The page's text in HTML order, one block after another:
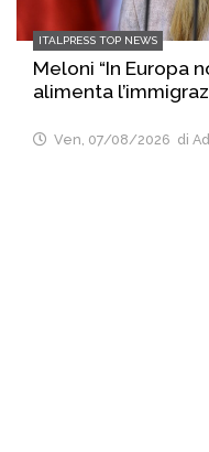
ITALPRESS TOP NEWS
Meloni “In Europa
alimenta
Ven, 07/08/2026 di